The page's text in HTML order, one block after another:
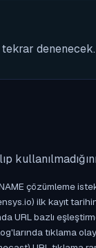
denenecek.
çözümleme
ilk kayıt
bazlı
tıklama